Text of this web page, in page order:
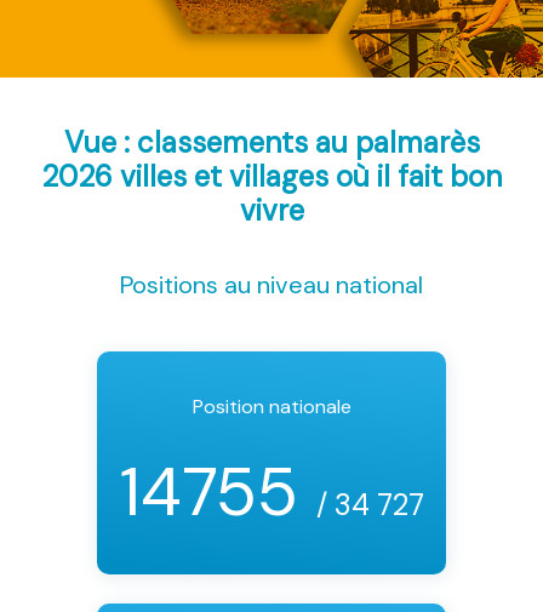
Vue : classements au palmarès
2026 villes et villages où il fait bon
vivre
Positions au niveau national
Position nationale
14755 / 34 727